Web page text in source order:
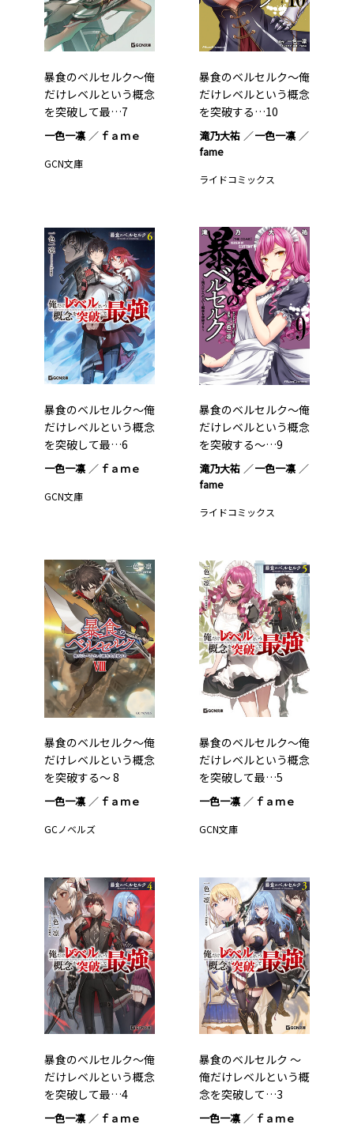
暴食のベルセルク～俺
だけレベルという概念
を突破して最…7
一色一凛 ｆａｍｅ
GCN文庫
暴食のベルセルク～俺
だけレベルという概念
を突破する…10
滝乃大祐
一色一凛
fame
ライドコミックス
暴食のベルセルク～俺
だけレベルという概念
を突破して最…6
一色一凛 ｆａｍｅ
GCN文庫
暴食のベルセルク～俺
だけレベルという概念
を突破する～…9
滝乃大祐
一色一凛
fame
ライドコミックス
暴食のベルセルク～俺
だけレベルという概念
を突破する～ 8
一色一凛 ｆａｍｅ
GCノベルズ
暴食のベルセルク～俺
だけレベルという概念
を突破して最…5
一色一凛 ｆａｍｅ
GCN文庫
暴食のベルセルク～俺
だけレベルという概念
を突破して最…4
一色一凛 ｆａｍｅ
暴食のベルセルク ～
俺だけレベルという概
念を突破して…3
一色一凛 ｆａｍｅ